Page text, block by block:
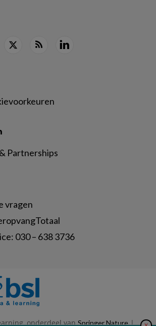
vragen
030 – 638 3736
Partnerships
onderdeel vanSpringer Nature|